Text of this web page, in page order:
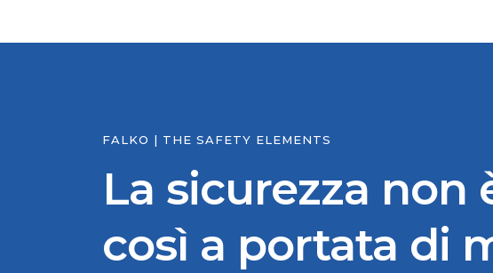
FALKO | THE SAFETY ELEMENTS
La sicurezza non
così a portata di